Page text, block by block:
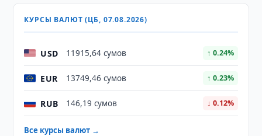
КУРСЫ ВАЛЮТ (ЦБ, 07.08.2026)
USD 11915,64 сумов ↑ 0.24%
EUR 13749,46 сумов ↑ 0.23%
RUB 146,19 сумов ↓ 0.12%
Все курсы валют →